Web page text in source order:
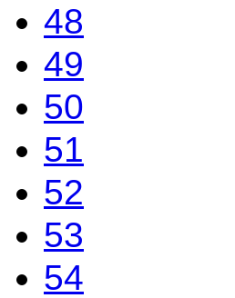
48
49
50
51
52
53
54